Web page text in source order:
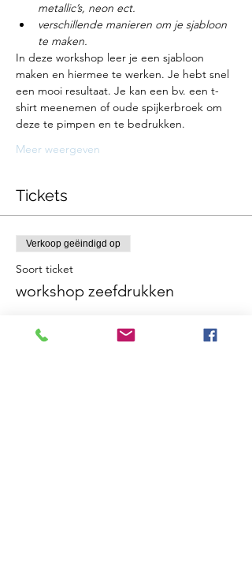
metallic’s, neon ect.
verschillende manieren om je sjabloon
te maken.
In deze workshop leer je een sjabloon
maken en hiermee te werken. Je hebt snel
een mooi resultaat. Je kan een bv. een t-
shirt meenemen of oude spijkerbroek om
deze te pimpen en te bedrukken.
Meer weergeven
Tickets
Verkoop geëindigd op
Soort ticket
workshop zeefdrukken